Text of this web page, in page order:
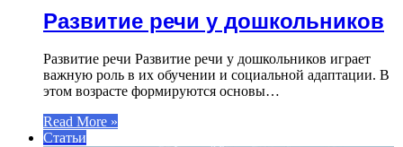
Развитие речи у дошкольников
Развитие речи Развитие речи у дошкольников играет
важную роль в их обучении и социальной адаптации. В
этом возрасте формируются основы…
Read More »
Статьи